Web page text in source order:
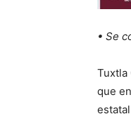
• Se
Tuxtla
que